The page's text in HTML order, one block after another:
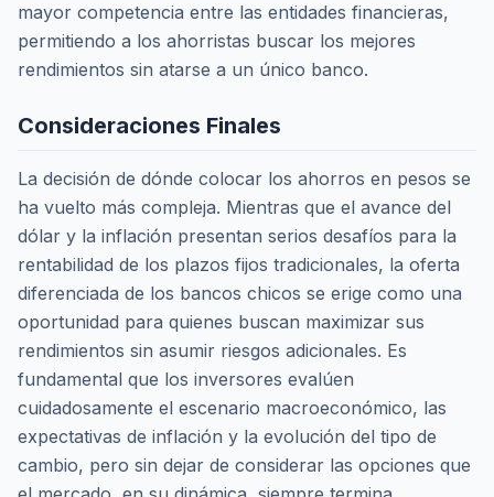
mayor competencia entre las entidades financieras,
permitiendo a los ahorristas buscar los mejores
rendimientos sin atarse a un único banco.
Consideraciones Finales
La decisión de dónde colocar los ahorros en pesos se
ha vuelto más compleja. Mientras que el avance del
dólar y la inflación presentan serios desafíos para la
rentabilidad de los plazos fijos tradicionales, la oferta
diferenciada de los bancos chicos se erige como una
oportunidad para quienes buscan maximizar sus
rendimientos sin asumir riesgos adicionales. Es
fundamental que los inversores evalúen
cuidadosamente el escenario macroeconómico, las
expectativas de inflación y la evolución del tipo de
cambio, pero sin dejar de considerar las opciones que